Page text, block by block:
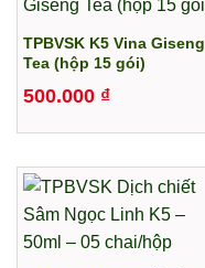
TPBVSK K5 Vina Giseng
Tea (hộp 15 gói)
500.000 ₫